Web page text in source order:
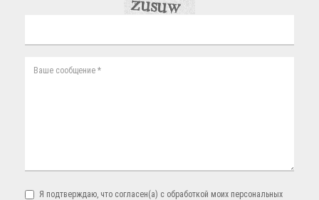
Я подтверждаю, что согласен(а) с обработкой моих персональных